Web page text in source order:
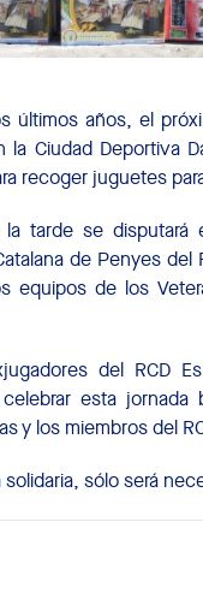
últimos años, el
la Ciudad Deportiva
recoger juguetes
tarde se disputará
de Penyes del
equipos de los
del RCD
celebrar esta
y los miembros del
sólo será